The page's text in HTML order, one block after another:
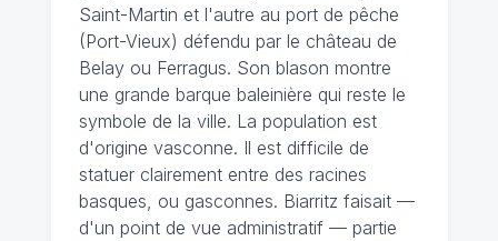
Saint-Martin et l'autre au port de pêche
(Port-Vieux) défendu par le château de
Belay ou Ferragus. Son blason montre
une grande barque baleinière qui reste le
symbole de la ville. La population est
d'origine vasconne. Il est difficile de
statuer clairement entre des racines
basques, ou gasconnes. Biarritz faisait —
d'un point de vue administratif — partie